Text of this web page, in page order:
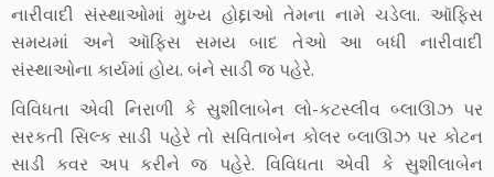
નારીવાદી સંસ્થાઓમાં મુખ્ય હોદ્દાઓ તેમના નામે ચડેલા. ઑફિસ
સમયમાં અને ઑફિસ સમય બાદ તેઓ આ બધી નારીવાદી
સંસ્થાઓના કાર્યમાં હોય. બંને સાડી જ પહેરે.
વિવિધતા એવી નિરાળી કે સુશીલાબેન લો-કટસ્લીવ બ્લાઊઝ પર
સરકતી સિલ્ક સાડી પહેરે તો સવિતાબેન કોલર બ્લાઊઝ પર કોટન
સાડી કવર અપ કરીને જ પહેરે. વિવિધતા એવી કે સુશીલાબેન